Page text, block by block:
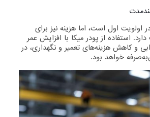
اولویت اول است، اما هزینه نیز برای
استفاده از پودر میکا با افزایش عمر
و کاهش هزینه‌های تعمیر و نگهداری، در
خواهد بود.